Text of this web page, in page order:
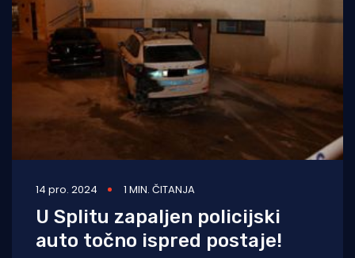
14 pro. 2024 1 MIN. ČITANJA
U Splitu zapaljen policijski
auto točno ispred postaje!